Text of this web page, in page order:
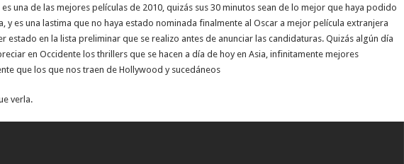
es una de las mejores películas de 2010, quizás sus 30 minutos sean de lo mejor que haya podido
y es una lastima que no haya estado nominada finalmente al Oscar a mejor película extranjera
estado en la lista preliminar que se realizo antes de anunciar las candidaturas. Quizás algún día
en Occidente los thrillers que se hacen a día de hoy en Asia, infinitamente mejores
que los que nos traen de Hollywood y sucedáneos
verla.